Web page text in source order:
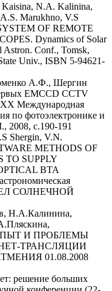
N.A. Kalinina,
Marukhno, V.S
OF REMOTE
Dynamics of Solar
Astron. Conf., Tomsk,
Univ., ISBN 5-94621-
А.Ф., Шергин
EMCCD CCTV
Международная
по фотоэлектронике и
2008, с.190-191
Shergin, V.N.
METHODS OF
TO SUPPLY
BTA
СОЛНЕЧНОЙ
Н.А.Калинина,
ОПЫТ И ПРОБЛЕМЫ
ТРАНСЛЯЦИИ
01.08.2008
решение больших